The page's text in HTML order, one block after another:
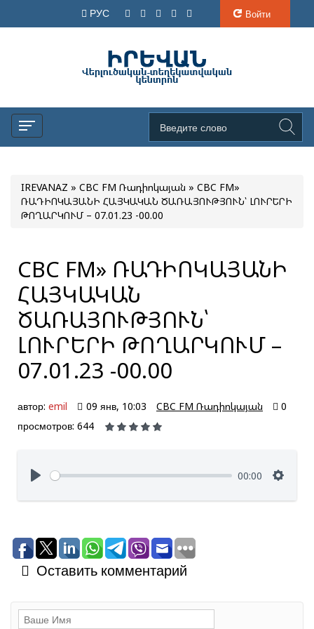
РУС Войти
IREVANAZ » CBC FM Ռադիոկայան » CBC FM»
ՌԱԴԻՈԿԱՅԱՆԻ ՀԱՅԿԱԿԱՆ ԾԱՌԱՅՈՒԹՅՈՒՆ՝ ԼՈՒՐԵՐԻ
ԹՈՂԱՐԿՈՒՄ – 07.01.23 -00.00
CBC FM» ՌԱԴԻՈԿԱՅԱՆԻ
ՀԱՅԿԱԿԱՆ
ԾԱՌԱՅՈՒԹՅՈՒՆ՝
ԼՈՒՐԵՐԻ ԹՈՂԱՐԿՈՒՄ –
07.01.23 -00.00
автор: emil 09 янв, 10:03 CBC FM Ռադիոկայան
0
просмотров: 644
00:00
Оставить комментарий